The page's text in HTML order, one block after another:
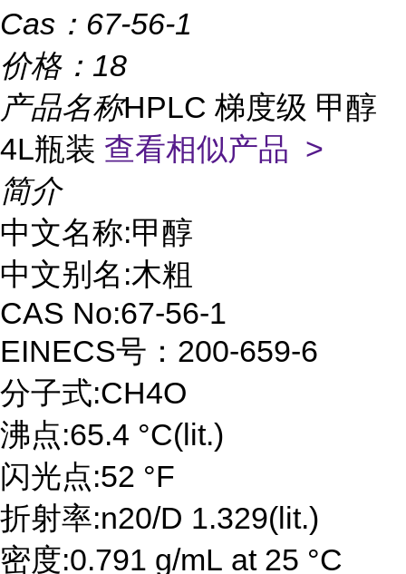
Cas： 67-56-1
价格： 18
产品名称HPLC 梯度级 甲醇
4L瓶装 查看相似产品 >
简介
中文名称:甲醇
中文别名:木粗
CAS No:67-56-1
EINECS号：200-659-6
分子式:CH4O
沸点:65.4 °C(lit.)
闪光点:52 °F
折射率:n20/D 1.329(lit.)
密度:0.791 g/mL at 25 °C